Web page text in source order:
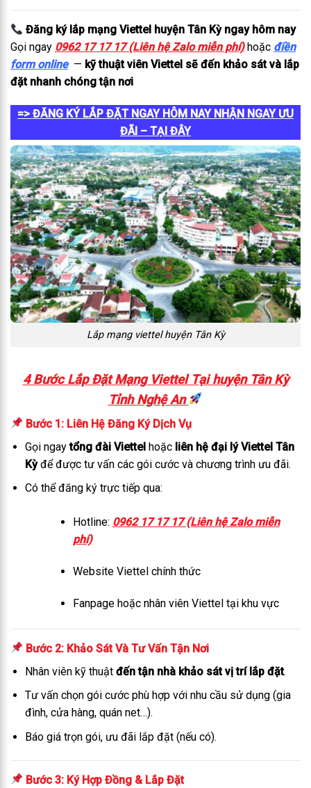
Đăng ký lắp mạng Viettel huyện Tân Kỳ ngay hôm nay
Gọi ngay 0962 17 17 17 (Liên hệ Zalo miễn phí)hoặc điền
form online— kỹ thuật viên Viettel sẽ đến khảo sát và lắp
đặt nhanh chóng tận nơi
=> ĐĂNG KÝ LẮP ĐẶT NGAY HÔM NAY NHẬN NGAY ƯU
ĐÃI – TẠI ĐÂY
Lắp mạng viettel huyện Tân Kỳ
4 Bước Lắp Đặt Mạng Viettel Tại huyện Tân Kỳ
Tỉnh Nghệ An
Bước 1: Liên Hệ Đăng Ký Dịch Vụ
Gọi ngaytổng đài Viettelhoặc liên hệ đại lý Viettel Tân
Kỳđể được tư vấn các gói cước và chương trình ưu đãi.
Có thể đăng ký trực tiếp qua:
Hotline: 0962 17 17 17 (Liên hệ Zalo miễn
phí)
Website Viettel chính thức
Fanpage hoặc nhân viên Viettel tại khu vực
Bước 2: Khảo Sát Và Tư Vấn Tận Nơi
Nhân viên kỹ thuật đến tận nhà khảo sát vị trí lắp đặt.
Tư vấn chọn gói cước phù hợp với nhu cầu sử dụng (gia
đình, cửa hàng, quán net…).
Báo giá trọn gói, ưu đãi lắp đặt (nếu có).
Bước 3: Ký Hợp Đồng & Lắp Đặt